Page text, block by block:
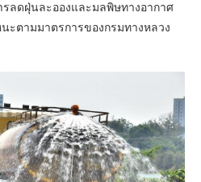
ลดฝุ่นละอองและมลพิษทางอากาศ
ะตามมาตรการของกรมทางหลวง